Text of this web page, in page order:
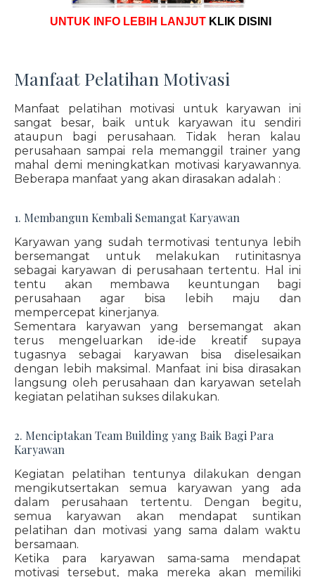
UNTUK INFO LEBIH LANJUT KLIK DISINI
Manfaat Pelatihan Motivasi
Manfaat pelatihan motivasi untuk karyawan ini
sangat besar, baik untuk karyawan itu sendiri
ataupun bagi perusahaan. Tidak heran kalau
perusahaan sampai rela memanggil trainer yang
mahal demi meningkatkan motivasi karyawannya.
Beberapa manfaat yang akan dirasakan adalah :
1. Membangun Kembali Semangat Karyawan
Karyawan yang sudah termotivasi tentunya lebih
bersemangat untuk melakukan rutinitasnya
sebagai karyawan di perusahaan tertentu. Hal ini
tentu akan membawa keuntungan bagi
perusahaan agar bisa lebih maju dan
mempercepat kinerjanya.
Sementara karyawan yang bersemangat akan
terus mengeluarkan ide-ide kreatif supaya
tugasnya sebagai karyawan bisa diselesaikan
dengan lebih maksimal. Manfaat ini bisa dirasakan
langsung oleh perusahaan dan karyawan setelah
kegiatan pelatihan sukses dilakukan.
2. Menciptakan Team Building yang Baik Bagi Para
Karyawan
Kegiatan pelatihan tentunya dilakukan dengan
mengikutsertakan semua karyawan yang ada
dalam perusahaan tertentu. Dengan begitu,
semua karyawan akan mendapat suntikan
pelatihan dan motivasi yang sama dalam waktu
bersamaan.
Ketika para karyawan sama-sama mendapat
motivasi tersebut, maka mereka akan memiliki